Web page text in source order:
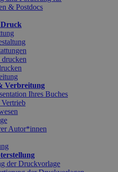
& Postdocs
Verbreitung
Ihres Buches
Autor*innen
der Druckvorlage